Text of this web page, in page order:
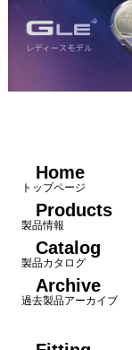
Home
トップページ
Products
製品情報
Catalog
製品カタログ
Archive
過去製品アーカイブ